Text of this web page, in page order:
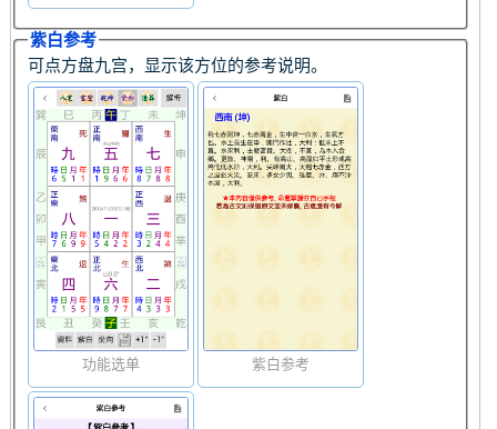
紫白参考
可点方盘九宫，显示该方位的参考说明。
功能选单 紫白参考